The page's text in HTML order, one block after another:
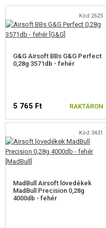
Kód 2625
G&G Airsoft BBs G&G Perfect
0,28g 3571db - fehér
5 765 Ft RAKTÁRON
Kód 3431
MadBull Airsoft lövedékek
MadBull Precision 0,28g
4000db - fehér